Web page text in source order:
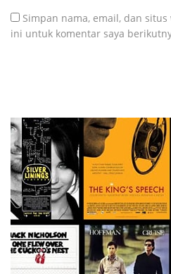
Simpan nama, email, dan
ini untuk komentar saya